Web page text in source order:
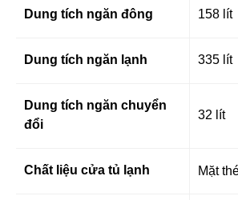
Dung tích ngăn đông 158 lít
Dung tích ngăn lạnh 335 lít
Dung tích ngăn chuyển
đổi
32 lít
Chất liệu cửa tủ lạnh Mặt